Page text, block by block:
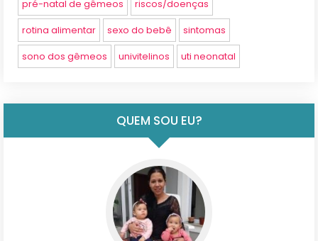
pré-natal de gêmeos riscos/doenças
rotina alimentar sexo do bebê sintomas
sono dos gêmeos univitelinos uti neonatal
QUEM SOU EU?